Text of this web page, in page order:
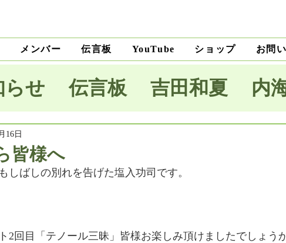
メンバー 伝言板 YouTube ショップ お問
らせ 伝言板 吉田和夏 内
菜
麗子 吉田明未 澤田薫
将生 大野隆 石川和男 大
皆様へ
16日
しばしの別れを告げた塩入功司です。
2回目「テノール三昧」皆様お楽しみ頂けましたでしょう